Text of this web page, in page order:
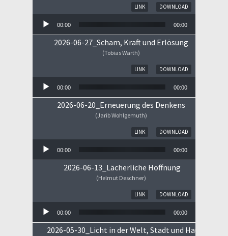
DOWNLOAD
LINK
00:00 00:00
2026-06-27_Scham, Kraft und Erlösung
(Tobias Warth)
DOWNLOAD
LINK
00:00 00:00
2026-06-20_Erneuerung des Denkens
(Jarib Wohlgemuth)
DOWNLOAD
LINK
00:00 00:00
2026-06-13_Lächerliche Hoffnung
(Helmut Deschner)
DOWNLOAD
LINK
00:00 00:00
2026-05-30_Licht in der Welt, Stadt und Haus